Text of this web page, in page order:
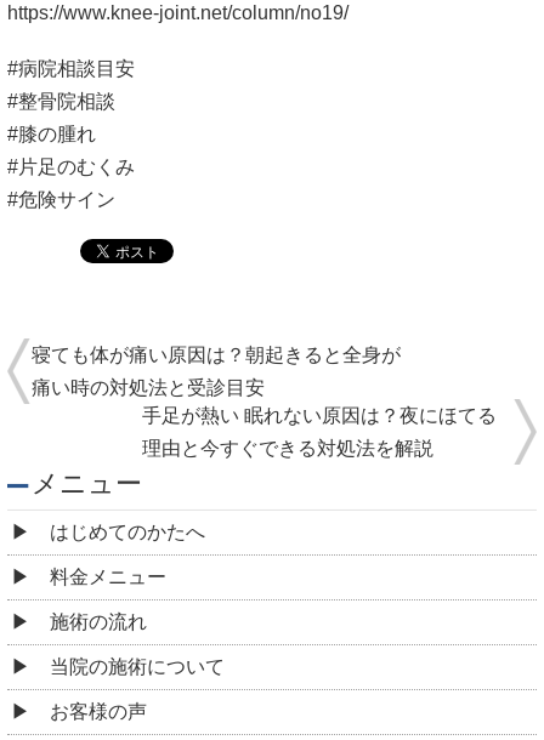
https://www.knee-joint.net/column/no19/
#病院相談目安
#整骨院相談
#膝の腫れ
#片足のむくみ
#危険サイン
寝ても体が痛い原因は？朝起きると全身が
痛い時の対処法と受診目安
手足が熱い 眠れない原因は？夜にほてる
理由と今すぐできる対処法を解説
メニュー
はじめてのかたへ
料金メニュー
施術の流れ
当院の施術について
お客様の声